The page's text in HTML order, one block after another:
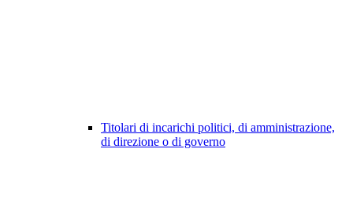
Titolari di incarichi politici, di amministrazione,
di direzione o di governo